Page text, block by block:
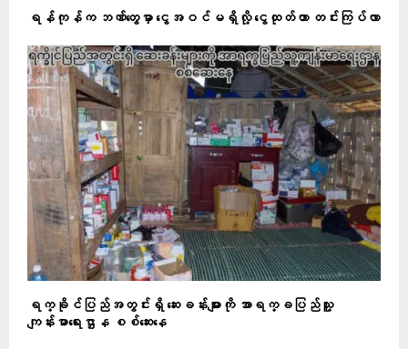
ရန်ကုန်က ဘဏ်တွေမှာ ငွေအဝင်မရှိလို့ ငွေထုတ်တာ တင်းကြပ်လာ
ရက္ခိုင်ပြည်အတွင်းရှိ ဆေးခန်းများကို အာရက္ခပြည်သူ့
ကျန်းမာရေးဌာန စစ်ဆေးနေ